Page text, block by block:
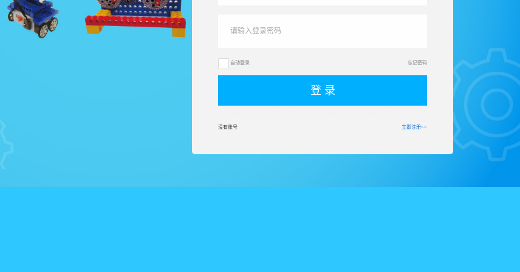
自动登录 忘记密码
登 录
没有账号 立即注册>>